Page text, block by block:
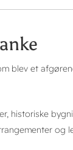
blev et
historiske
og